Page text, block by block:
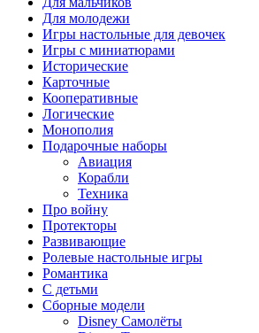
Для молодежи
Игры настольные для девочек
Игры с миниатюрами
Исторические
Карточные
Кооперативные
Логические
Монополия
Подарочные наборы
Авиация
Корабли
Техника
Про войну
Протекторы
Развивающие
Ролевые настольные игры
Романтика
С детьми
Сборные модели
Disney Самолёты